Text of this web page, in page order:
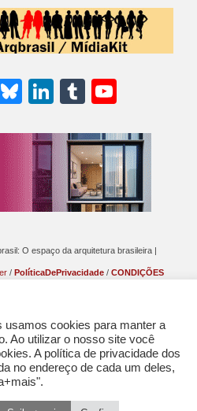
Bluesky
LinkedIn
Tumblr
O espaço da arquitetura brasileira |
/ PolíticaDePrivacidade / CONDIÇÕES
usamos cookies para manter a
Ao utilizar o nosso site você
A política de privacidade dos
no endereço de cada um deles,